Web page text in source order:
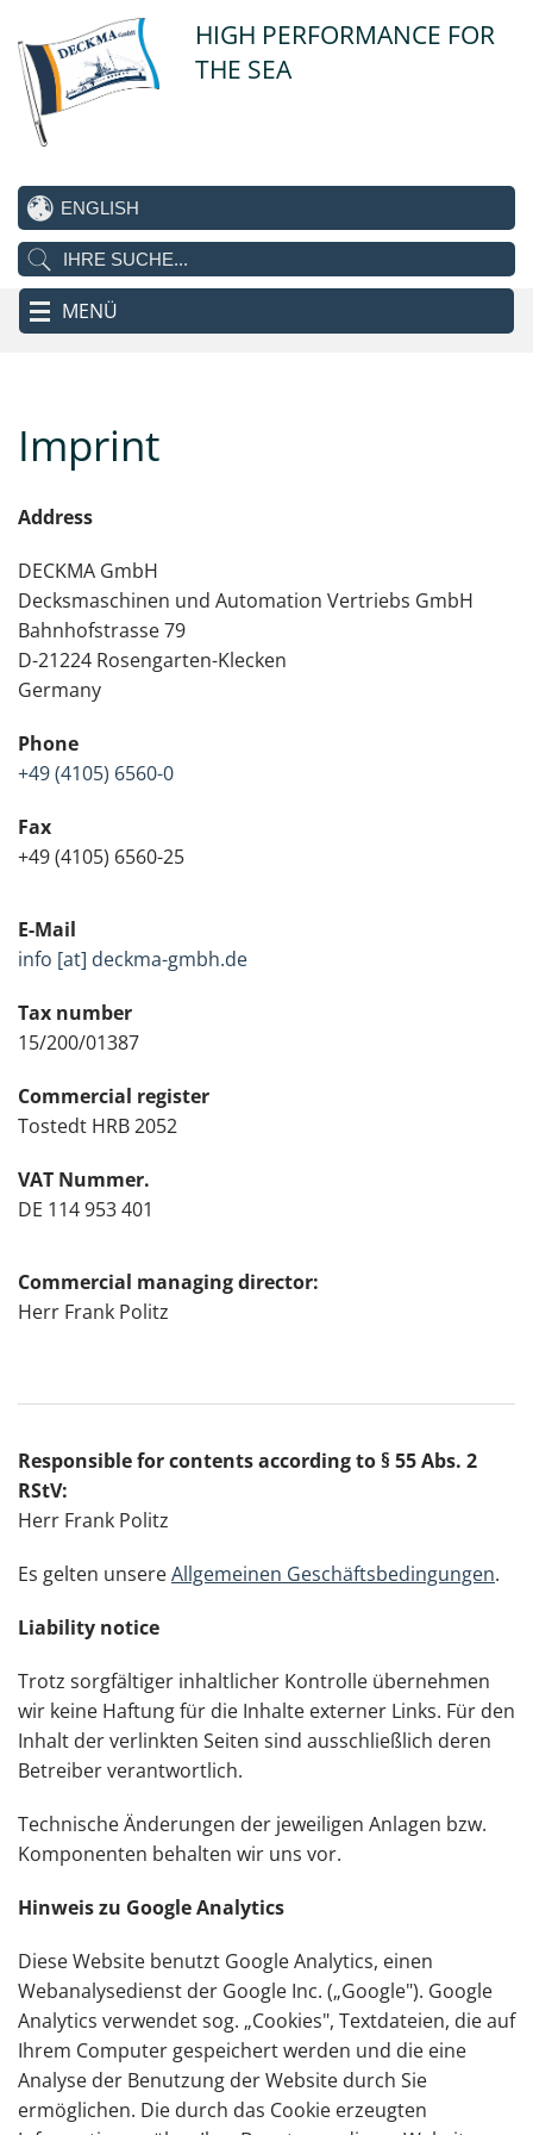
HIGH PERFORMANCE FOR
THE SEA
MENÜ
Imprint
Address
DECKMA GmbH
Decksmaschinen und Automation Vertriebs GmbH
Bahnhofstrasse 79
D-21224 Rosengarten-Klecken
Germany
Phone
+49 (4105) 6560-0
Fax
+49 (4105) 6560-25
E-Mail
info [at] deckma-gmbh.de
Tax number
15/200/01387
Commercial register
Tostedt HRB 2052
VAT Nummer.
DE 114 953 401
Commercial managing director:
Herr Frank Politz
Responsible for contents according to§ 55 Abs. 2
RStV:
Herr Frank Politz
Es gelten unsereAllgemeinen Geschäftsbedingungen.
Liability notice
Trotz sorgfältiger inhaltlicher Kontrolle übernehmen
wir keine Haftung für die Inhalte externer Links. Für den
Inhalt der verlinkten Seiten sind ausschließlich deren
Betreiber verantwortlich.
Technische Änderungen der jeweiligen Anlagen bzw.
Komponenten behalten wir uns vor.
Hinweis zu Google Analytics
Diese Website benutzt Google Analytics, einen
Webanalysedienst der Google Inc. („Google"). Google
Analytics verwendet sog. „Cookies", Textdateien, die auf
Ihrem Computer gespeichert werden und die eine
Analyse der Benutzung der Website durch Sie
ermöglichen. Die durch das Cookie erzeugten